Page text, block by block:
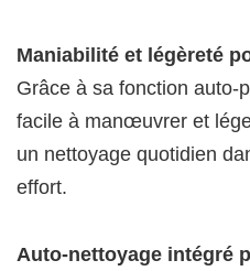
Maniabilité et légèreté
Grâce à sa fonction auto-
facile à manœuvrer et
un nettoyage quotidien
effort.
Auto-nettoyage intégré